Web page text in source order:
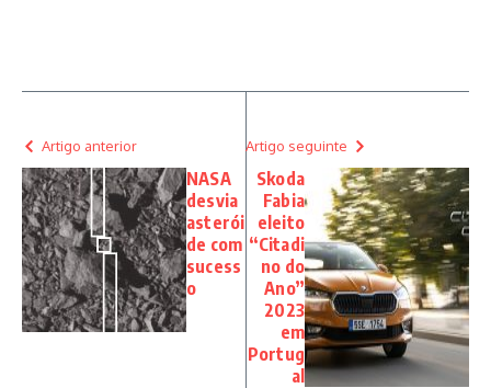
Artigo anterior
NASA
desvia
asterói
de com
sucess
o
Artigo seguinte
Skoda
Fabia
eleito
“Citadi
no do
Ano”
2023
em
Portug
al